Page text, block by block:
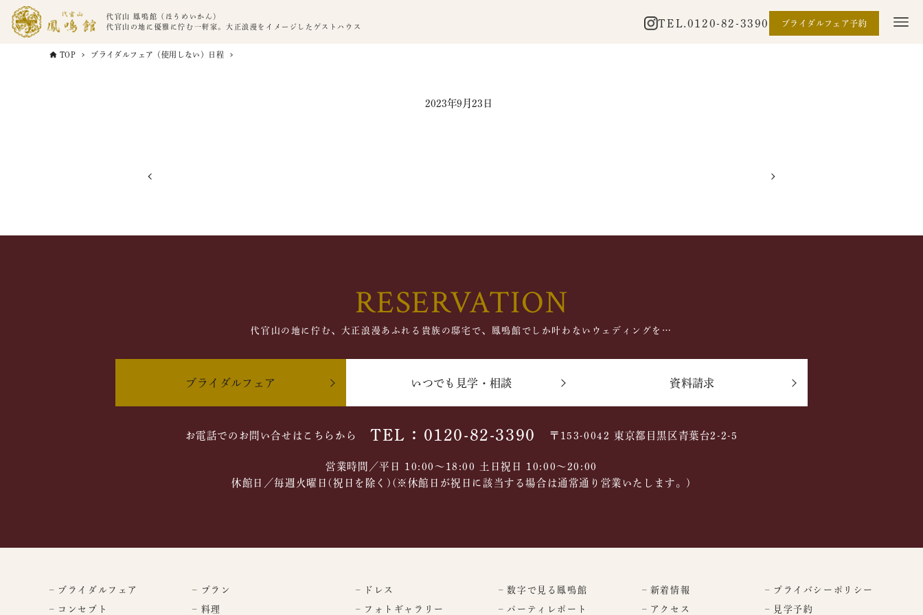
代官山 鳳鳴館（ほうめいかん）
代官山の地に優雅に佇む一軒家。大正浪漫をイメージしたゲストハウス
TEL. 0120-82-3390 ブライダルフェア予約
TOP ブライダルフェア（使用しない）日程
2023年9月23日
RESERVATION
代官山の地に佇む、大正浪漫あふれる貴族の邸宅で、鳳鳴館でしか叶わないウェディングを…
ブライダルフェア いつでも見学・相談 資料請求
お電話でのお問い合せはこちらから TEL：0120-82-3390 〒153-0042 東京都目黒区青葉台2-2-5
営業時間／平日 10:00～18:00 土日祝日 10:00〜20:00
休館日／毎週火曜日(祝日を除く)(※休館日が祝日に該当する場合は通常通り営業いたします。)
– ブライダルフェア
– コンセプト
– プラン
– 料理
– ドレス
– フォトギャラリー
– 数字で見る鳳鳴館
– パーティレポート
– 新着情報
– アクセス
– プライバシーポリシー
– 見学予約